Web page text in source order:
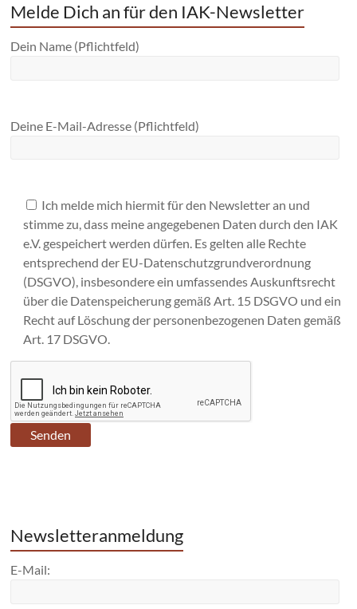
Melde Dich an für den IAK-Newsletter
Dein Name (Pflichtfeld)
Deine E-Mail-Adresse (Pflichtfeld)
Ich melde mich hiermit für den Newsletter an und
stimme zu, dass meine angegebenen Daten durch den IAK
e.V. gespeichert werden dürfen. Es gelten alle Rechte
entsprechend der EU-Datenschutzgrundverordnung
(DSGVO), insbesondere ein umfassendes Auskunftsrecht
über die Datenspeicherung gemäß Art. 15 DSGVO und ein
Recht auf Löschung der personenbezogenen Daten gemäß
Art. 17 DSGVO.
Newsletteranmeldung
E-Mail: